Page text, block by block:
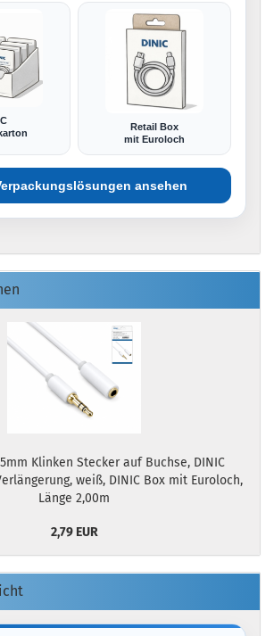
Retail Box
mit Euroloch
ansehen
Klinken Stecker auf Buchse, DINIC
weiß, DINIC Box mit Euroloch,
Länge 2,00m
2,79 EUR